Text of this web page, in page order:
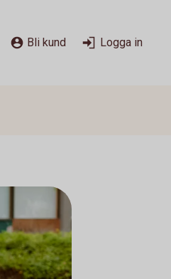
Bli kund Logga in